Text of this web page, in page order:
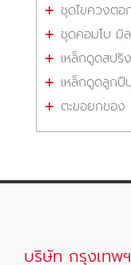
ชุดไขควงตอ
ชุดคอมโบ มิ
เหล็กดูดสปริ
เหล็กดูดลูกปื
ตะขอยกของ
บริษัท กรุงเทพ